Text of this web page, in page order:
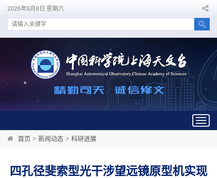
2026年8月8日 星期六
首页 > 新闻动态 > 科研进展
四孔径斐索型光干涉望远镜原型机实现